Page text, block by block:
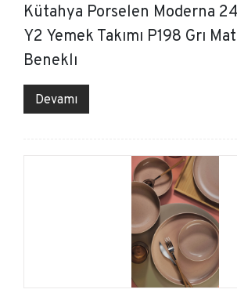
Kütahya Porselen Moderna
Y2 Yemek Takımı P198 Grı
Beneklı
Devamı